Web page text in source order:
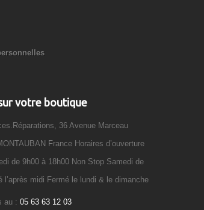
votre boutique
36 Avenue Marceau
France Horaires d’ouverture
de 9h00 à 18h00 Non Stop Samedi de
l’après midi Fermé le lundi & le dimanche
au : 05 63 63 12 03